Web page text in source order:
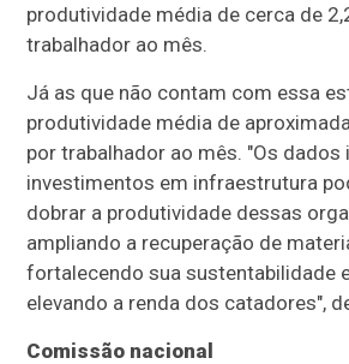
produtividade média de cerca de
trabalhador ao mês.
Já as que não contam com essa
produtividade média de
por trabalhador ao mês. "Os dados
investimentos em infraestrutura
dobrar a produtividade dessas
ampliando a recuperação de
fortalecendo sua sustentabilidade
elevando a renda dos catadores",
Comissão nacional